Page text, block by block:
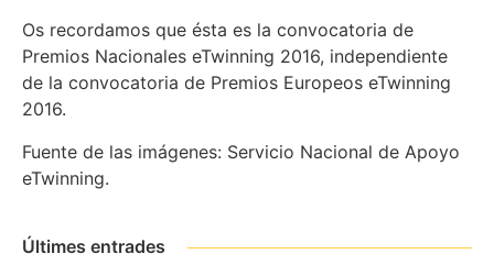
Os recordamos que ésta es la convocatoria de
Premios Nacionales eTwinning 2016, independiente
de la convocatoria de Premios Europeos eTwinning
2016.
Fuente de las imágenes: Servicio Nacional de Apoyo
eTwinning.
Últimes entrades